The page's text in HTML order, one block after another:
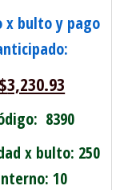
cantidad
x bulto y pago
$3,230.93
8390
x bulto: 250
10